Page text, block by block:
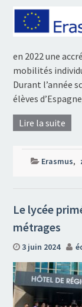
en 2022 une
mobilités
Durant l’année
élèves
Lire la suite
Erasmus,
Le lycée
métrages
3 juin 2024